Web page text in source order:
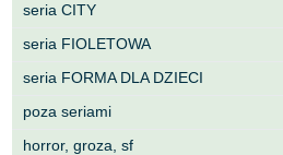
seria CITY
seria FIOLETOWA
seria FORMA DLA DZIECI
poza seriami
horror, groza, sf